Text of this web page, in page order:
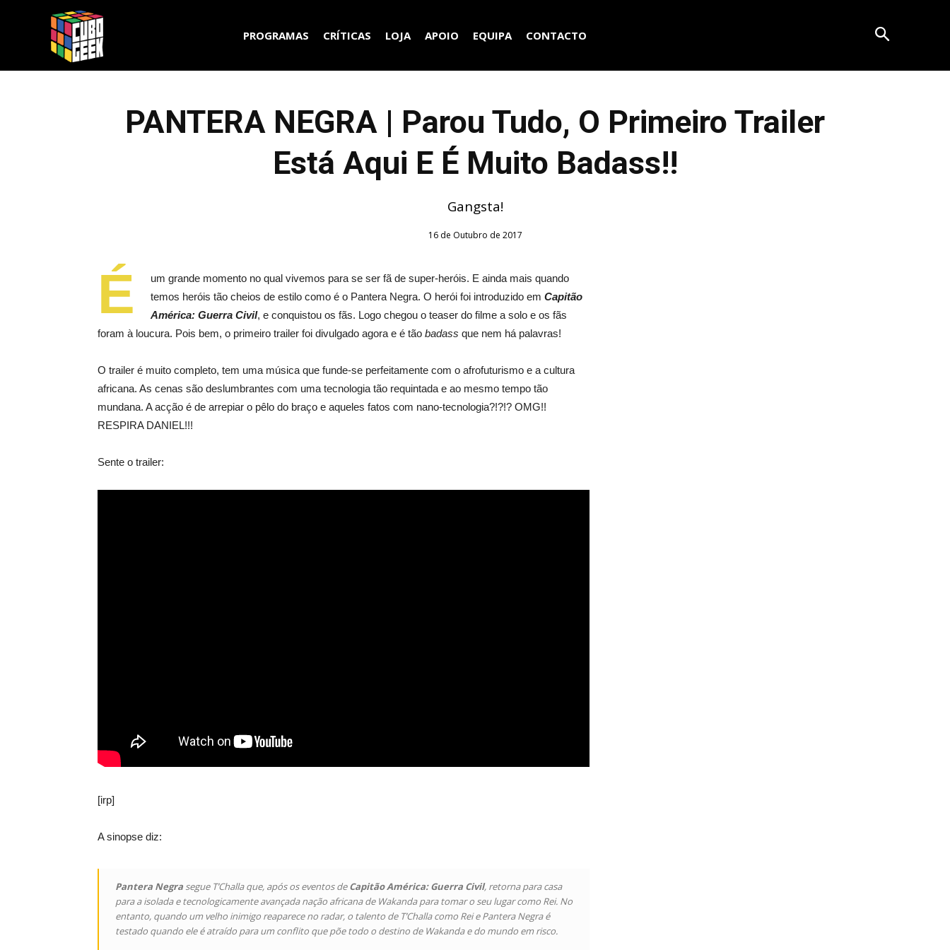
PROGRAMAS CRÍTICAS LOJA APOIO EQUIPA CONTACTO
PANTERA NEGRA | Parou Tudo, O Primeiro Trailer
Está Aqui E É Muito Badass!!
Gangsta!
16 de Outubro de 2017
É
um grande momento no qual vivemos para se ser fã de super-heróis. E ainda mais quando
temos heróis tão cheios de estilo como é o Pantera Negra. O herói foi introduzido em Capitão
América: Guerra Civil, e conquistou os fãs. Logo chegou o teaser do filme a solo e os fãs
foram à loucura. Pois bem, o primeiro trailer foi divulgado agora e é tão badass que nem há palavras!
O trailer é muito completo, tem uma música que funde-se perfeitamente com o afrofuturismo e a cultura
africana. As cenas são deslumbrantes com uma tecnologia tão requintada e ao mesmo tempo tão
mundana. A acção é de arrepiar o pêlo do braço e aqueles fatos com nano-tecnologia?!?!? OMG!!
RESPIRA DANIEL!!!
Sente o trailer:
[irp]
A sinopse diz:
Pantera Negra segue T’Challa que, após os eventos deCapitão América: Guerra Civil, retorna para casa
para a isolada e tecnologicamente avançada nação africana de Wakanda para tomar o seu lugar como Rei. No
entanto, quando um velho inimigo reaparece no radar, o talento de T’Challa como Rei e Pantera Negra é
testado quando ele é atraído para um conflito que põe todo o destino de Wakanda e do mundo em risco.